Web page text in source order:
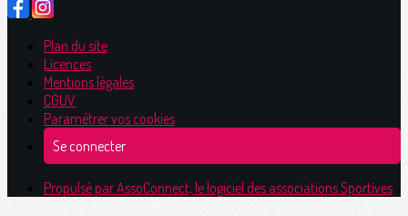
Plan du site
Licences
Mentions légales
CGUV
Paramétrer vos cookies
Se connecter
Propulsé par AssoConnect, le logiciel des associations Sportives